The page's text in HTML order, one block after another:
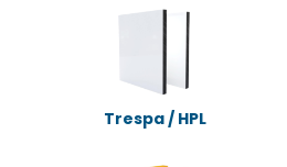
Trespa / HPL